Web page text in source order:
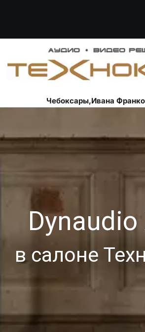
Чебоксары,Ивана
Dynaudio
в салоне